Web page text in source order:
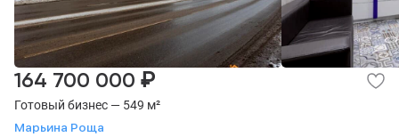
Готовый бизнес — 549 м²
Марьина Роща
164 700 000 ₽